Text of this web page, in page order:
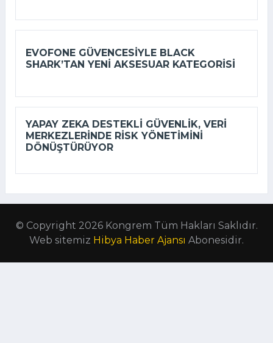
EVOFONE GÜVENCESIYLE BLACK
SHARK’TAN YENI AKSESUAR KATEGORISI
YAPAY ZEKA DESTEKLI GÜVENLIK, VERI
MERKEZLERINDE RISK YÖNETIMINI
DÖNÜŞTÜRÜYOR
© Copyright 2026 Kongrem Tüm Hakları Saklıdır.
Web sitemiz Hibya Haber Ajansı Abonesidir.